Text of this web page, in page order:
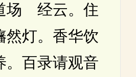
经云。住
然灯。香华饮
。百录请观音